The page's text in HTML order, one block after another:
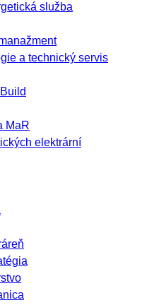
služba
a technický servis
MaR
elektrární